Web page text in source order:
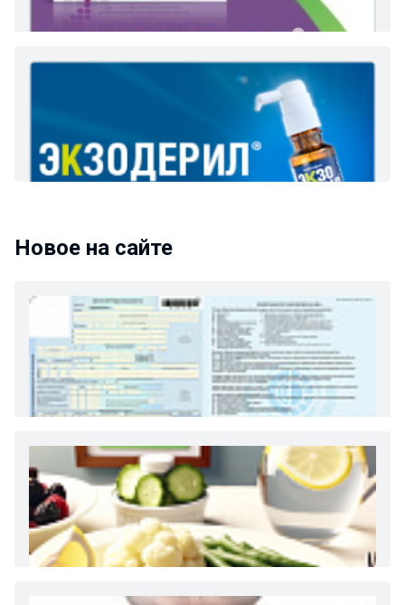
Новое на сайте
Как и сколько денег можно получить по